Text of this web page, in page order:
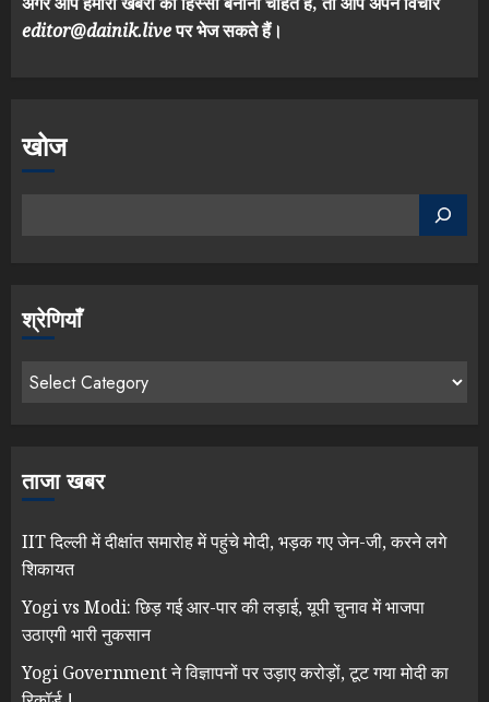
editor@dainik.liveपर भेज सकते हैं।
खोज
श्रेणियाँ
ताजा खबर
IIT दिल्ली में दीक्षांत समारोह में पहुंचे मोदी, भड़क गए जेन-जी, करने लगे
शिकायत
Yogi vs Modi: छिड़ गई आर-पार की लड़ाई, यूपी चुनाव में भाजपा
उठाएगी भारी नुकसान
Yogi Government ने विज्ञापनों पर उड़ाए करोड़ों, टूट गया मोदी का